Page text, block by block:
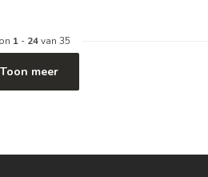
1 - 24van 35
Toon meer